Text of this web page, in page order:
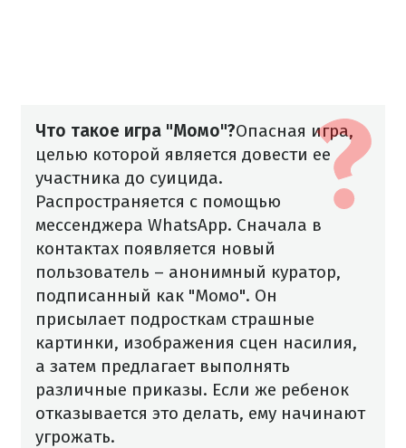
Что такое игра "Момо"?Опасная игра,
целью которой является довести ее
участника до суицида.
Распространяется с помощью
мессенджера WhatsАpp. Сначала в
контактах появляется новый
пользователь – анонимный куратор,
подписанный как "Момо". Он
присылает подросткам страшные
картинки, изображения сцен насилия,
а затем предлагает выполнять
различные приказы. Если же ребенок
отказывается это делать, ему начинают
угрожать.